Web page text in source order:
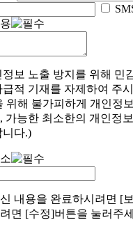
보 노출 방지를 위해 민
급적 기재를 자제하여 주
위해 불가피하게 개인정
가능한 최소한의 개인정
니다.)
내용을 완료하시려면 [
면 [수정]버튼을 눌러주